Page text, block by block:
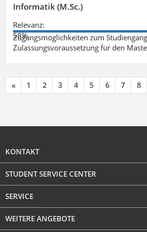
Informatik (M.Sc.)
Relevanz:
58%
Zugangsmöglichkeiten zum
Zulassungsvoraussetzung für den
« 1 2 3 4 5 6 7 8
KONTAKT
STUDENT SERVICE CENTER
SERVICE
WEITERE ANGEBOTE